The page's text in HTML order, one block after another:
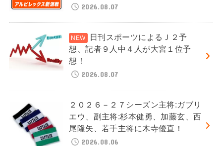
2026.08.07
日刊スポーツによるＪ２予
想、記者９人中４人が大宮１位予
想！
2026.08.07
２０２６－２７シーズン主将:ガブリ
エウ、副主将:杉本健勇、加藤玄、西
尾隆矢、若手主将に木寺優直！
2026.08.06